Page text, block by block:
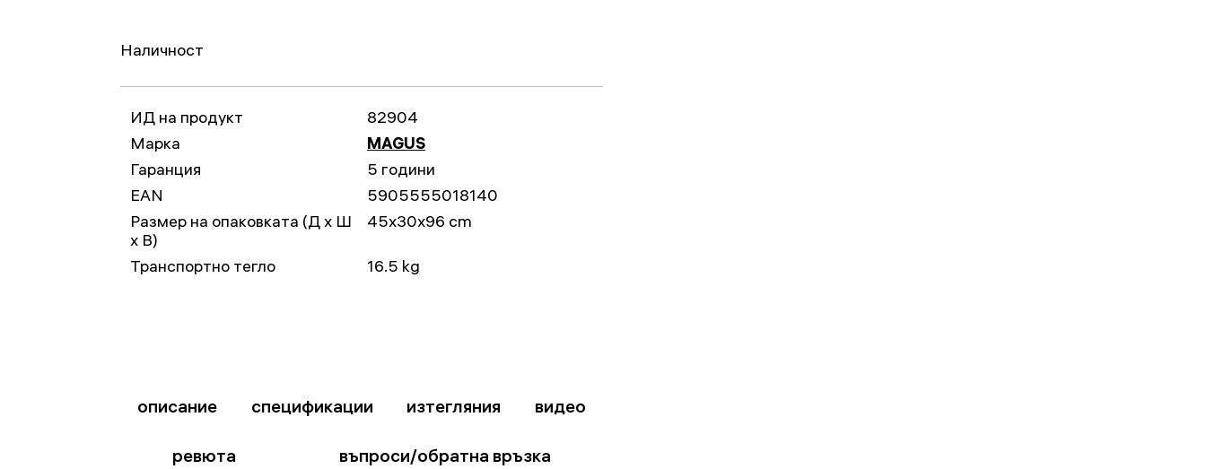
Наличност
ИД на продукт
82904
Марка
MAGUS
Гаранция
5 години
EAN
5905555018140
Размер на опаковката (Д x Ш
x В)
45x30x96 cm
Транспортно тегло 16.5 kg
описание спецификации изтегляния видео
ревюта въпроси/обратна връзка